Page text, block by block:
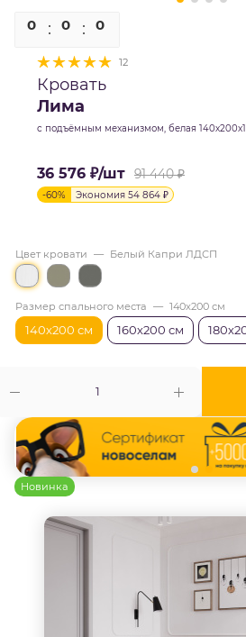
0 0 0
12
Кровать
Лима
с подъёмным механизмом, белая
36 576 ₽/шт 91 440₽
-60% Экономия 54 864 ₽
Цвет кровати — Белый Капри ЛДСП
Размер спального места — 140х200 см
140х200 см 160х200 см
Новинка